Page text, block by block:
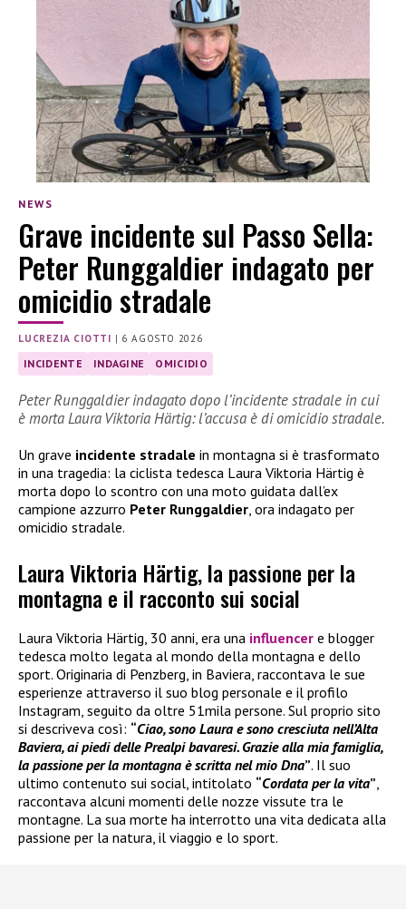
NEWS
Grave incidente sul Passo Sella:
Peter Runggaldier indagato per
omicidio stradale
LUCREZIA CIOTTI | 6 AGOSTO 2026
INCIDENTE INDAGINE OMICIDIO
Peter Runggaldier indagato dopo l’incidente stradale in cui
è morta Laura Viktoria Härtig: l’accusa è di omicidio stradale.
Un grave incidente stradale in montagna si è trasformato
in una tragedia: la ciclista tedesca Laura Viktoria Härtig è
morta dopo lo scontro con una moto guidata dall’ex
campione azzurro Peter Runggaldier, ora indagato per
omicidio stradale.
Laura Viktoria Härtig, la passione per la
montagna e il racconto sui social
Laura Viktoria Härtig, 30 anni, era una influencer e blogger
tedesca molto legata al mondo della montagna e dello
sport. Originaria di Penzberg, in Baviera, raccontava le sue
esperienze attraverso il suo blog personale e il profilo
Instagram, seguito da oltre 51mila persone. Sul proprio sito
si descriveva così: “Ciao, sono Laura e sono cresciuta nell’Alta
Baviera, ai piedi delle Prealpi bavaresi. Grazie alla mia famiglia,
la passione per la montagna è scritta nel mio Dna”. Il suo
ultimo contenuto sui social, intitolato “Cordata per la vita”,
raccontava alcuni momenti delle nozze vissute tra le
montagne. La sua morte ha interrotto una vita dedicata alla
passione per la natura, il viaggio e lo sport.